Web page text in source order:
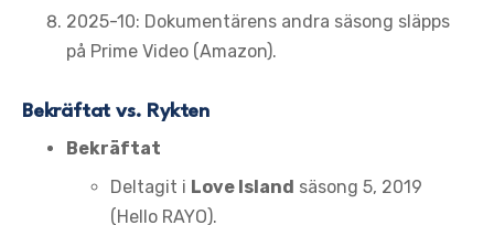
2025-10: Dokumentärens andra säsong släpps
på Prime Video (Amazon).
Bekräftat vs. Rykten
Bekräftat
Deltagit i Love Island säsong 5, 2019
(Hello RAYO).